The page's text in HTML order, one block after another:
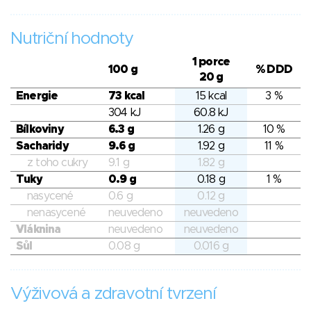
Nutriční hodnoty
100 g
1 porce
20 g
% DDD
Energie 73 kcal 15 kcal
3 %
304 kJ
60.8 kJ
Bílkoviny
6.3 g 1.26 g
10 %
Sacharidy
9.6 g 1.92 g
11 %
z toho cukry
9.1 g
1.82 g
Tuky
0.9 g 0.18 g
1 %
nasycené
0.6 g
0.12 g
nenasycené
neuvedeno
neuvedeno
Vláknina
neuvedeno
neuvedeno
Sůl
0.08 g 0.016 g
Výživová a zdravotní tvrzení